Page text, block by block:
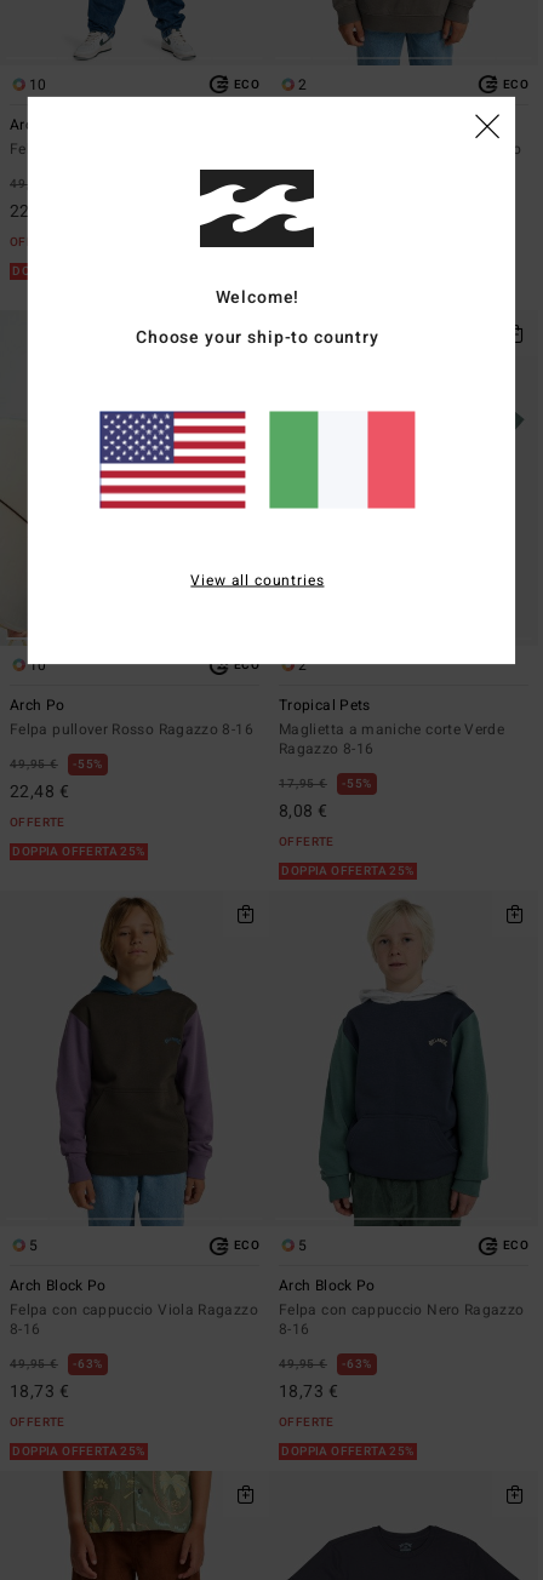
10 ECO
Arch Po
Felpa pullover Bianco Ragazzo 8-16
49,95 €
22,48 €
OFFERTE
DOPPIA OFFERTA 25%
2 ECO
Felpa con Semi Zip Grigio Ragazzo
8-16
55,95 €
25,18 €
DOPPIA OFFERTA 25%
10 ECO
Arch Po
Felpa pullover Rosso Ragazzo 8-16
49,95 € 55%
22,48 €
OFFERTE
DOPPIA OFFERTA 25%
2
Tropical Pets
Maglietta a maniche corte Verde
Ragazzo 8-16
17,95 € 55%
8,08 €
OFFERTE
DOPPIA OFFERTA 25%
5 ECO
Arch Block Po
Felpa con cappuccio Viola Ragazzo
8-16
49,95 € 63%
18,73 €
OFFERTE
DOPPIA OFFERTA 25%
5 ECO
Arch Block Po
Felpa con cappuccio Nero Ragazzo
8-16
49,95 € 63%
18,73 €
OFFERTE
DOPPIA OFFERTA 25%
Welcome!
Choose your ship-to country
View all countries